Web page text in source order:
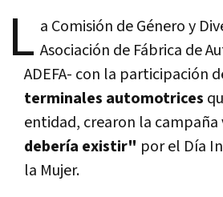
L a Comisión de Género y
Asociación de Fábrica de
ADEFA- con la participación
terminales automotrices
entidad, crearon la campaña
debería existir" por el Día
la Mujer.